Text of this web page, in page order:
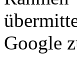
Google